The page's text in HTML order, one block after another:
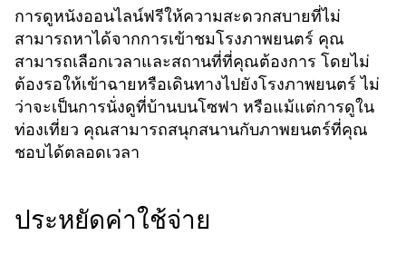
การดูหนังออนไลน์ฟรีให้ความสะดวกสบายที่ไม่
สามารถหาได้จากการเข้าชมโรงภาพยนตร์ คุณ
สามารถเลือกเวลาและสถานที่ที่คุณต้องการ โดยไม่
ต้องรอให้เข้าฉายหรือเดินทางไปยังโรงภาพยนตร์ ไม่
ว่าจะเป็นการนั่งดูที่บ้านบนโซฟา หรือแม้แต่การดูใน
ท่องเที่ยว คุณสามารถสนุกสนานกับภาพยนตร์ที่คุณ
ชอบได้ตลอดเวลา
ประหยัดค่าใช้จ่าย